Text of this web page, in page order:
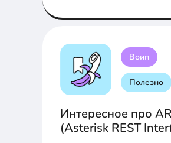
Воип
Полезно
Интересное про
(Asterisk REST